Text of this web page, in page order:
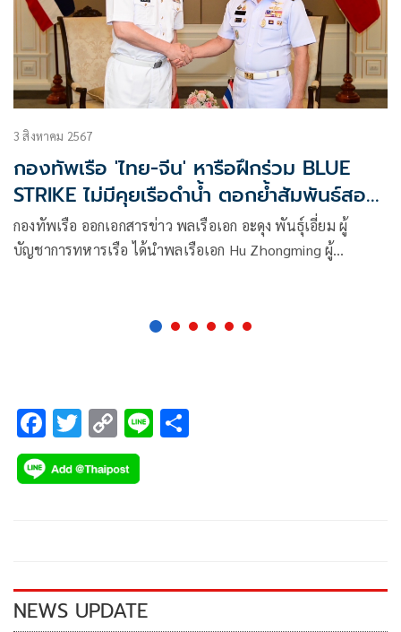
3 สิงหาคม 2567
กองทัพเรือ 'ไทย-จีน' หารือฝึกร่วม BLUE
STRIKE ไม่มีคุยเรือดำน้ำ ตอกย้ำสัมพันธ์สอง
ชาติ
กองทัพเรือ ออกเอกสารข่าว พลเรือเอก อะดุง พันธุ์เอี่ยม ผู้
บัญชาการทหารเรือ ได้นำพลเรือเอก Hu Zhongming ผู้
ข้อราชการ ณ ศาลาว่าการกลาโหม
F
ac
e
k
T
wi
tt
C
o
p
k
Li
NEWS UPDATE